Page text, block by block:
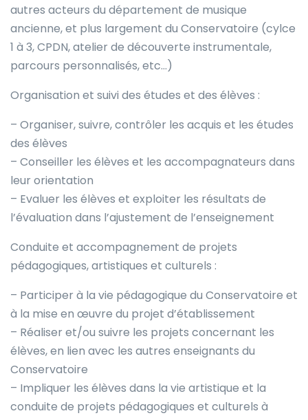
autres acteurs du département de musique
ancienne, et plus largement du Conservatoire (cylce
1 à 3, CPDN, atelier de découverte instrumentale,
parcours personnalisés, etc…)
Organisation et suivi des études et des élèves :
– Organiser, suivre, contrôler les acquis et les études
des élèves
– Conseiller les élèves et les accompagnateurs dans
leur orientation
– Evaluer les élèves et exploiter les résultats de
l’évaluation dans l’ajustement de l’enseignement
Conduite et accompagnement de projets
pédagogiques, artistiques et culturels :
– Participer à la vie pédagogique du Conservatoire et
à la mise en œuvre du projet d’établissement
– Réaliser et/ou suivre les projets concernant les
élèves, en lien avec les autres enseignants du
Conservatoire
– Impliquer les élèves dans la vie artistique et la
conduite de projets pédagogiques et culturels à